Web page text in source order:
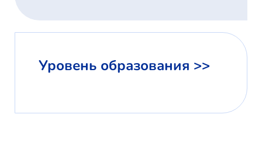
Уровень образования >>